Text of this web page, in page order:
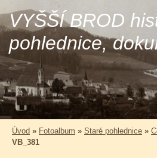
VYŠŠÍ BROD
pohlednice,
Úvod » Fotoalbum » Staré pohlednice »
VB_381